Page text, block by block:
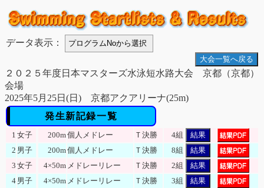
データ表示：
大会一覧へ戻る
２０２５年度日本マスターズ水泳短水路大会 京都（京都）
会場
2025年5月25日(日) 京都アクアリーナ(25m)
発生新記録一覧
1 女子 200m個人メドレー Ｔ決勝 4組
結果
2 男子 200m個人メドレー Ｔ決勝 8組
結果
3 女子 4×50m メドレーリレー Ｔ決勝 2組
結果
4 男子 4×50m メドレーリレー Ｔ決勝 3組
結果